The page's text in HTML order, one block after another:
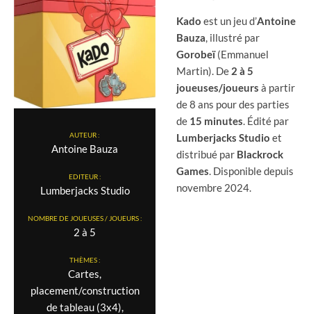
AUTEUR :
Antoine Bauza
EDITEUR :
Lumberjacks Studio
NOMBRE DE JOUEUSES / JOUEURS :
2 à 5
THÈMES :
Cartes,
placement/construction
de tableau (3x4),
Kado est un jeu d’Antoine
Bauza, illustré par
Gorobeï(Emmanuel
Martin). De 2 à 5
joueuses/joueurs à partir
de 8 ans pour des parties
de 15 minutes. Édité par
Lumberjacks Studio et
distribué par Blackrock
Games. Disponible depuis
novembre 2024.